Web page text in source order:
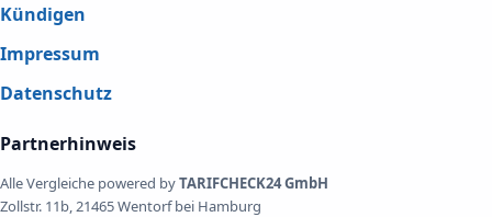
Kündigen
Impressum
Datenschutz
Partnerhinweis
Alle Vergleiche powered byTARIFCHECK24 GmbH
Zollstr. 11b, 21465 Wentorf bei Hamburg